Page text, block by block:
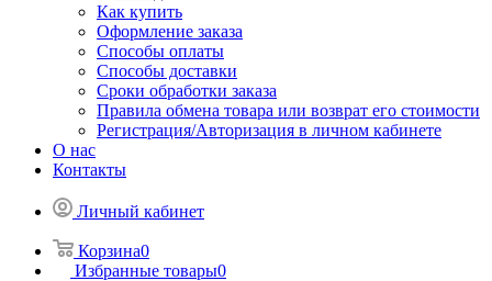
Как купить
Оформление заказа
Способы оплаты
Способы доставки
Сроки обработки заказа
Правила обмена товара или возврат его стоимости
Регистрация/Авторизация в личном кабинете
О нас
Контакты
Личный кабинет
Корзина0
Избранные товары0